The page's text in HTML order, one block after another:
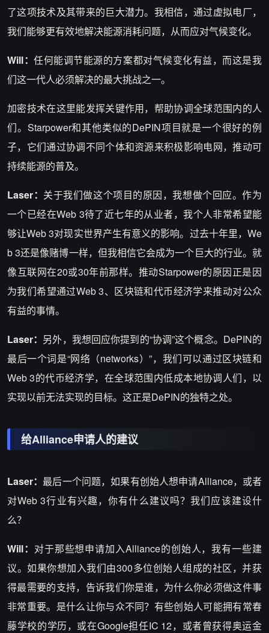
了这项技术及其带来的巨大潜力。我相信，通过虚拟电厂，
我们能够更有效地解决能源消耗问题，从而应对气候变化。
Will：任何能调节能源的方案都对气候变化有益，而这是我
们这一代人必须解决的最大挑战之一。
加密技术在这里能发挥关键作用，帮助协调全球范围内的人
们。Starpower和其他类似的DePIN项目就是一个很好的例
子，它们通过协调不同个体和资源来积极影响电网，推动可
持续能源的普及。
Laser： 关于我们做这个项目的原因，我想做个回应。作为
一个已经在Web 3待了近七年的从业者，我个人非常希望能
够让Web 3对现实世界产生有意义的影响。过去十年里，We
b 3还是像赌博一样，但我相信它会成为一个巨大的行业。就
像互联网在20或30年前那样。推动Starpower的原因正是因
为我们希望通过Web 3、区块链和代币经济学来推动对公众
有益的事情。
Laser： 另外，我想回应你提到的“协调”这个概念。DePIN的
最后一个词是“网络（networks）”，我们可以通过区块链和
Web 3的代币经济学，在全球范围内低成本地协调人们，以
实现以前无法实现的目标。这正是DePIN的独特之处。
给Alliance申请人的建议
Laser：最后一个问题，如果有创始人想申请Alliance，或者
对Web 3行业有兴趣，你有什么建议吗？我们应该建设什
么？
Will： 对于那些想申请加入Alliance的创始人，我有一些建
议。如果你想加入我们由300多位创始人组成的社区，并获
得最需要的支持，告诉我们你是谁，为什么你必须做这件事
非常重要。是什么让你与众不同？有些创始人可能拥有常春
藤学校的学历，或在Google担任IC 12，或者曾获得奥运金